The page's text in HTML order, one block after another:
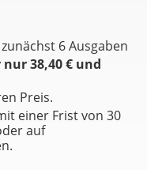
6 Ausgaben
38,40 € und
Preis.
einer Frist von 30
auf